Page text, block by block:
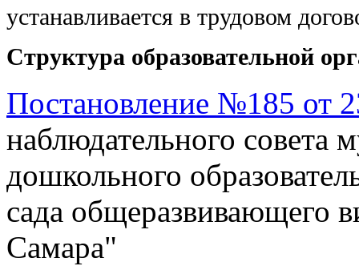
устанавливается в трудовом
Структура образовательной
Постановление №185 от
наблюдательного совета
дошкольного
сада общеразвивающего
Самара"